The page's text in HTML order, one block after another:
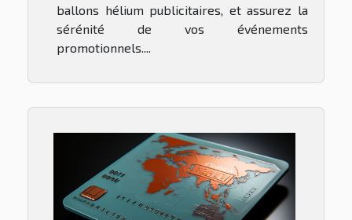
ballons hélium publicitaires, et assurez la
sérénité de vos événements
promotionnels....